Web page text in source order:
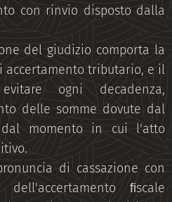
con rinvio disposto dalla
del giudizio comporta la
tributario, e il
ogni decadenza,
delle somme dovute dal
dal momento in cui l'atto
di cassazione con
ﬁscale